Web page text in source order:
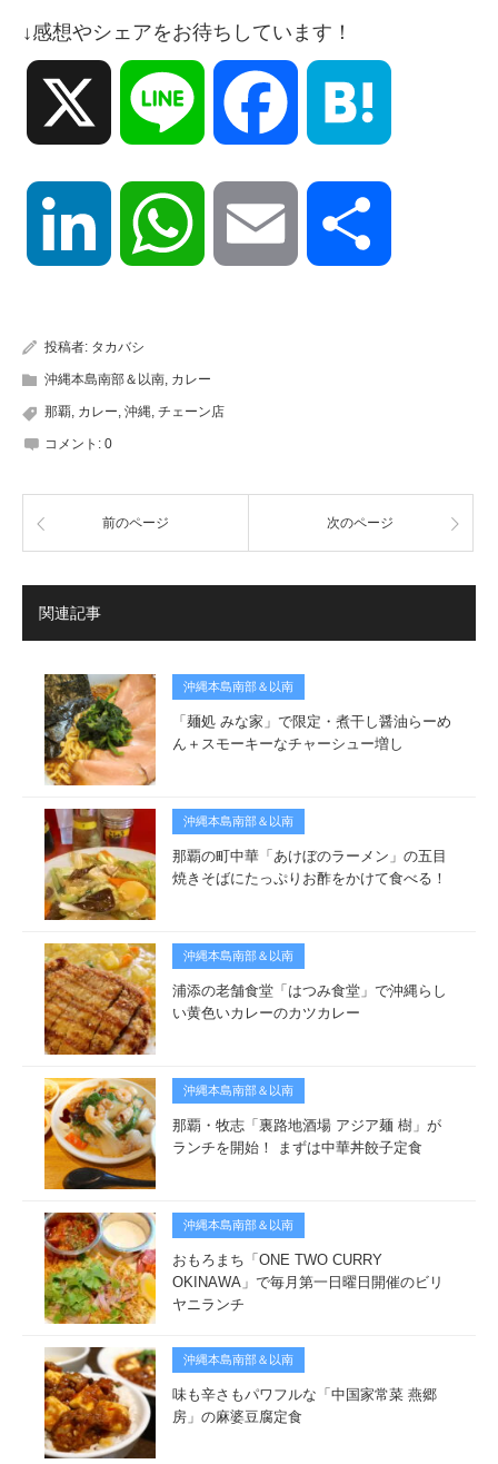
↓感想やシェアをお待ちしています！
Line Facebook
LinkedIn WhatsApp Email
投稿者: タカバシ
沖縄本島南部＆以南 カレー
那覇 カレー 沖縄 チェーン店
コメント: 0
前のページ 次のページ
関連記事
沖縄本島南部＆以南
「麺処 みな家」で限定・煮干し醤油らーめ
ん＋スモーキーなチャーシュー増し
沖縄本島南部＆以南
那覇の町中華「あけぼのラーメン」の五目
焼きそばにたっぷりお酢をかけて食べる！
沖縄本島南部＆以南
浦添の老舗食堂「はつみ食堂」で沖縄らし
い黄色いカレーのカツカレー
沖縄本島南部＆以南
那覇・牧志「裏路地酒場 アジア麺 樹」が
ランチを開始！ まずは中華丼餃子定食
沖縄本島南部＆以南
おもろまち「ONE TWO CURRY
OKINAWA」で毎月第一日曜日開催のビリ
ヤニランチ
沖縄本島南部＆以南
味も辛さもパワフルな「中国家常菜 燕郷
房」の麻婆豆腐定食